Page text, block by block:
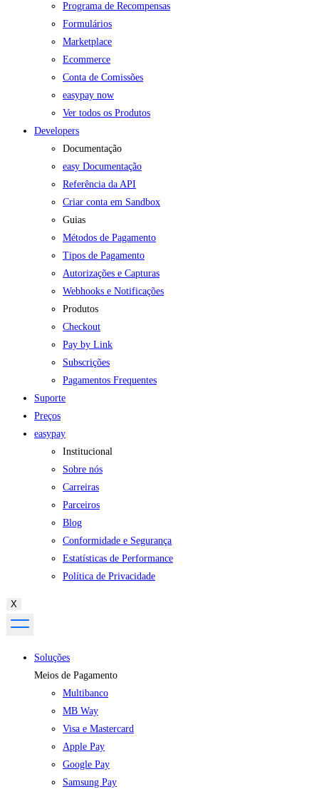
Programa de Recompensas
Formulários
Marketplace
Ecommerce
Conta de Comissões
easypay now
Ver todos os Produtos
Developers
Documentação
easy Documentação
Referência da API
Criar conta em Sandbox
Guias
Métodos de Pagamento
Tipos de Pagamento
Autorizações e Capturas
Webhooks e Notificações
Produtos
Checkout
Pay by Link
Subscrições
Pagamentos Frequentes
Suporte
Preços
easypay
Institucional
Sobre nós
Carreiras
Parceiros
Blog
Conformidade e Segurança
Estatísticas de Performance
Política de Privacidade
X
Soluções
Meios de Pagamento
Multibanco
MB Way
Visa e Mastercard
Apple Pay
Google Pay
Samsung Pay